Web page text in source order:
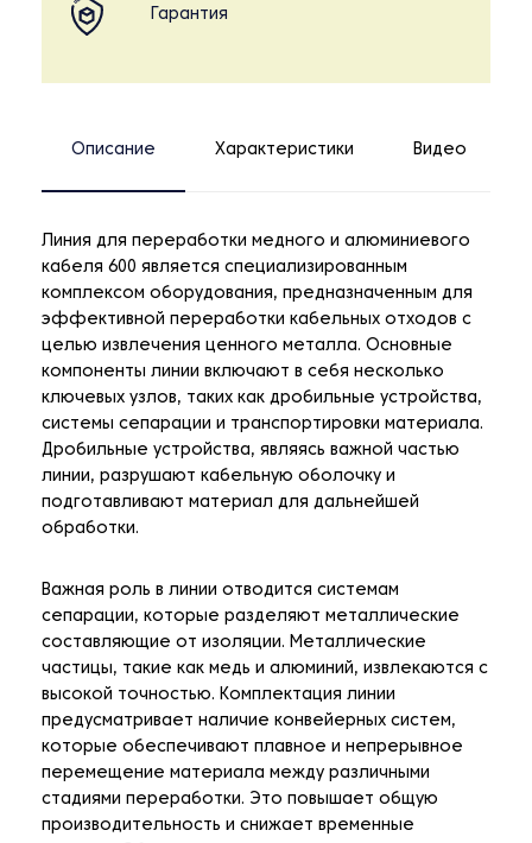
Гарантия
Описание Характеристики Видео
Линия для переработки медного и алюминиевого
кабеля 600 является специализированным
комплексом оборудования, предназначенным для
эффективной переработки кабельных отходов с
целью извлечения ценного металла. Основные
компоненты линии включают в себя несколько
ключевых узлов, таких как дробильные устройства,
системы сепарации и транспортировки материала.
Дробильные устройства, являясь важной частью
линии, разрушают кабельную оболочку и
подготавливают материал для дальнейшей
обработки.
Важная роль в линии отводится системам
сепарации, которые разделяют металлические
составляющие от изоляции. Металлические
частицы, такие как медь и алюминий, извлекаются с
высокой точностью. Комплектация линии
предусматривает наличие конвейерных систем,
которые обеспечивают плавное и непрерывное
перемещение материала между различными
стадиями переработки. Это повышает общую
производительность и снижает временные